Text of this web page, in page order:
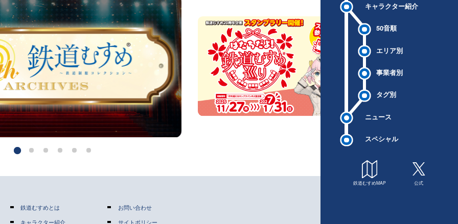
キャラクター紹介
50音順
エリア別
事業者別
タグ別
ニュース
スペシャル
鉄道むすめMAP 公式
鉄道むすめとは
キャラクター紹介
お問い合わせ
サイトポリシー